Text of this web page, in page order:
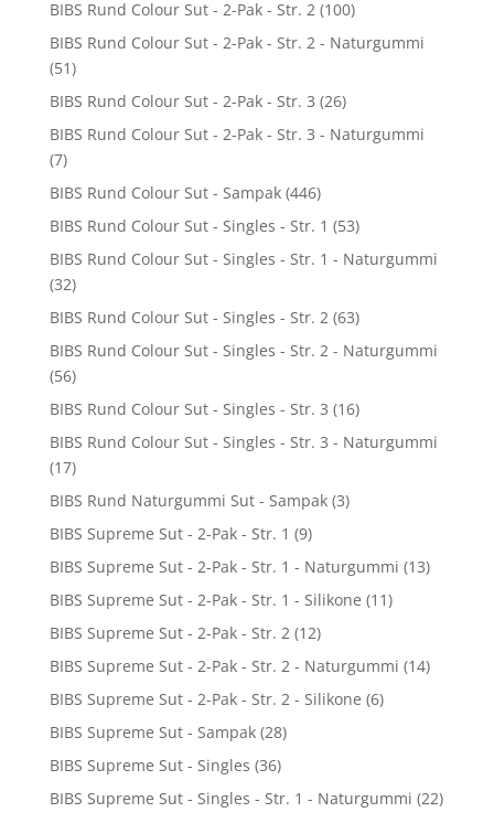
BIBS Rund Colour Sut - 2-Pak - Str. 2 (100)
BIBS Rund Colour Sut - 2-Pak - Str. 2 - Naturgummi
(51)
BIBS Rund Colour Sut - 2-Pak - Str. 3 (26)
BIBS Rund Colour Sut - 2-Pak - Str. 3 - Naturgummi
(7)
BIBS Rund Colour Sut - Sampak (446)
BIBS Rund Colour Sut - Singles - Str. 1 (53)
BIBS Rund Colour Sut - Singles - Str. 1 - Naturgummi
(32)
BIBS Rund Colour Sut - Singles - Str. 2 (63)
BIBS Rund Colour Sut - Singles - Str. 2 - Naturgummi
(56)
BIBS Rund Colour Sut - Singles - Str. 3 (16)
BIBS Rund Colour Sut - Singles - Str. 3 - Naturgummi
(17)
BIBS Rund Naturgummi Sut - Sampak (3)
BIBS Supreme Sut - 2-Pak - Str. 1 (9)
BIBS Supreme Sut - 2-Pak - Str. 1 - Naturgummi (13)
BIBS Supreme Sut - 2-Pak - Str. 1 - Silikone (11)
BIBS Supreme Sut - 2-Pak - Str. 2 (12)
BIBS Supreme Sut - 2-Pak - Str. 2 - Naturgummi (14)
BIBS Supreme Sut - 2-Pak - Str. 2 - Silikone (6)
BIBS Supreme Sut - Sampak (28)
BIBS Supreme Sut - Singles (36)
BIBS Supreme Sut - Singles - Str. 1 - Naturgummi (22)